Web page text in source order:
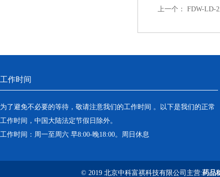
上一个： FDW-LD-
工作时间
为了避免不必要的等待，敬请注意我们的工作时间 。以下是我们的正常
工作时间，中国大陆法定节假日除外。
工作时间：周一至周六 早8:00-晚18:00。周日休息
© 2019 北京中科富祺科技有限公司主营:药品